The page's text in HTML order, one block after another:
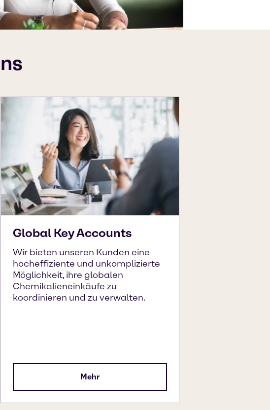
Global Key Accounts
Wir bieten unseren Kunden eine
hocheffiziente und unkomplizierte
Möglichkeit, ihre globalen
Chemikalieneinkäufe zu
koordinieren und zu verwalten.
Mehr